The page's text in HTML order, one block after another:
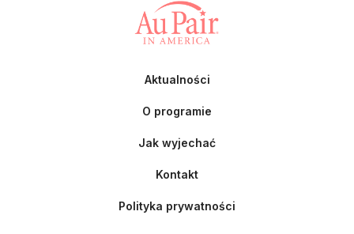
Aktualności
O programie
Jak wyjechać
Kontakt
Polityka prywatności